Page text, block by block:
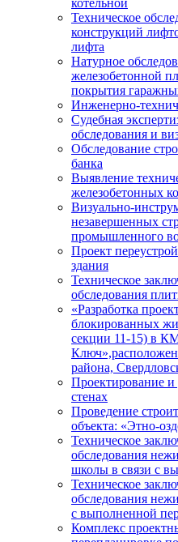
котельной
Техническое
конструкций
лифта
Натурное
железобетонной
покрытия
Инженерно-
Судебная
обследования и
Обследование
банка
Выявление
железобетонных
Визуально-
незавершенных
промышленного
Проект
здания
Техническое
обследования
«Разработка
блокированных
секции 11-15) в
района,
Проектирование
стенах
Проведение
объекта: «Этно-
Техническое
обследования
школы в связи с
Техническое
обследования
с выполненной
Комплекс